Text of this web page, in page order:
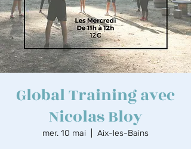
Global Training avec
Nicolas Bloy
mer. 10 mai Aix-les-Bains